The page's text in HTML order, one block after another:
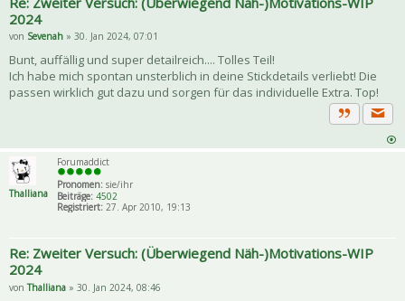
2024
von Sevenah » 30. Jan 2024, 07:01
Bunt, auffällig und super detailreich.... Tolles Teil!
Ich habe mich spontan unsterblich in deine Stickdetails verliebt! Die
passen wirklich gut dazu und sorgen für das individuelle Extra. Top!
Zitat
Thalliana
Forumaddict
Pronomen: sie/ihr
Beiträge: 4502
Registriert: 27. Apr 2010, 19:13
Re: Zweiter Versuch: (Überwiegend Näh-)Motivations-WIP
2024
vonThalliana » 30. Jan 2024, 08:46